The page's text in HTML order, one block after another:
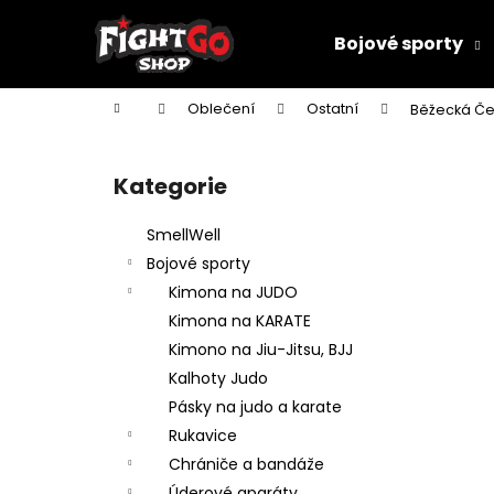
Bojové sporty
Domů Oblečení Ostatní Běžecká
Přeskočit
kategorie
Kategorie
SmellWell
Bojové sporty
Kimona na JUDO
Kimona na KARATE
Kimono na Jiu-Jitsu, BJJ
Kalhoty Judo
Pásky na judo a karate
Rukavice
Chrániče a bandáže
í
Zpět
do
Zpět
do
DĚTSKÉ KIMONO NA JUDO MIFUNE